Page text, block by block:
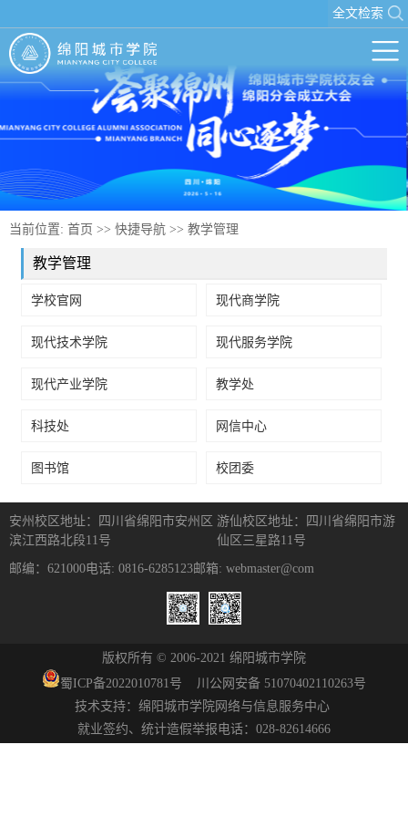
全文检索
当前位置: 首页 >> 快捷导航 >> 教学管理
教学管理
学校官网 现代商学院
现代技术学院 现代服务学院
现代产业学院 教学处
科技处 网信中心
图书馆 校团委
安州校区地址：四川省绵阳市安州区
滨江西路北段11号
游仙校区地址：四川省绵阳市游
仙区三星路11号
邮编：621000电话: 0816-6285123邮箱: webmaster@com
版权所有 © 2006-2021 绵阳城市学院
蜀ICP备2022010781号 川公网安备 51070402110263号
技术支持：绵阳城市学院网络与信息服务中心
就业签约、统计造假举报电话：028-82614666